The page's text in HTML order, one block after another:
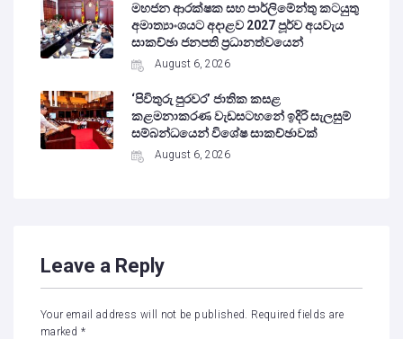
මහජන ආරක්ෂක සහ පාර්ලිමේන්තු කටයුතු
අමාත්‍යාංශයට අදාළව 2027 පූර්ව අයවැය
සාකච්ඡා ජනපති ප්‍රධානත්වයෙන්
August 6, 2026
‘පිවිතුරු පුරවර’ ජාතික කසළ
කළමනාකරණ වැඩසටහනේ ඉදිරි සැලසුම්
සම්බන්ධයෙන් විශේෂ සාකච්ඡාවක්
August 6, 2026
Leave a Reply
Your email address will not be published. Required fields are
marked *